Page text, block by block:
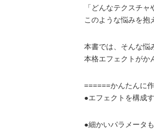
「どんなテクスチ
このような悩みを抱
本書では、そんな悩
本格エフェクトがか
======かんたんに
●エフェクトを構成
●細かいパラメータ